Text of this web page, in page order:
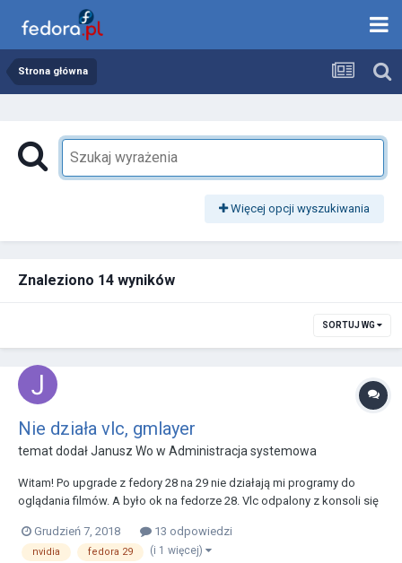
Strona główna
Więcej opcji wyszukiwania
Znaleziono 14 wyników
SORTUJ WG
Nie działa vlc, gmlayer
temat dodałJanusz Wo w Administracja systemowa
Witam! Po upgrade z fedory 28 na 29 nie działają mi programy do
oglądania filmów. A było ok na fedorze 28. Vlc odpalony z konsoli się
Failed to open VDPAU backend libvdpau_nvidia.so: cannot open
shared object file: N...
Grudzień 7, 2018 13 odpowiedzi
nvidia fedora 29 (i 1 więcej)